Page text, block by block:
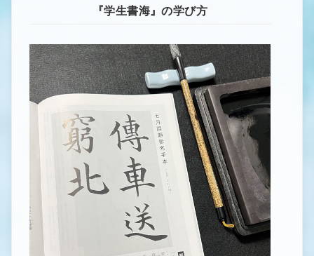
『学生書海』の学び方